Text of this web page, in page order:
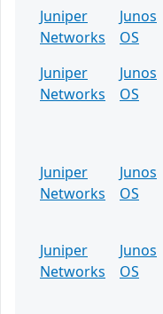
Juniper
Networks
Junos
OS
Juniper
Networks
Junos
OS
Juniper
Networks
Junos
OS
Juniper
Networks
Junos
OS